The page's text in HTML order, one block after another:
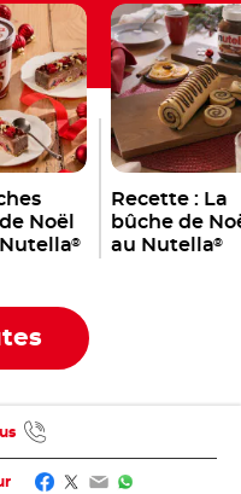
Noël
®
Recette : La
bûche de
au Nutella®
Facebook
Twitter
EmailWhatsApp